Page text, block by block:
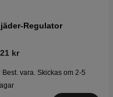
Regulator
kr
Best. vara. Skickas om 2-5